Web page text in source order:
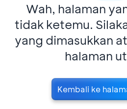
Wah, halaman
tidak ketemu.
yang dimasukkan
halaman
Kembali ke